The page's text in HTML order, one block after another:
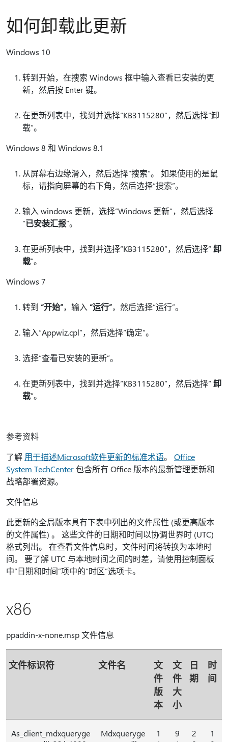
如何卸载此更新
Windows 10
转到开始，在搜索 Windows 框中输入查看已安装的更
新，然后按 Enter 键。
在更新列表中，找到并选择“KB3115280”，然后选择“卸
载”。
Windows 8 和 Windows 8.1
从屏幕右边缘滑入，然后选择“搜索”。 如果使用的是鼠
标，请指向屏幕的右下角，然后选择“搜索”。
输入 windows 更新，选择“Windows 更新”，然后选择
“已安装汇报”。
在更新列表中，找到并选择“KB3115280”，然后选择“ 卸
载”。
Windows 7
转到 “开始”，输入 “运行”，然后选择“运行”。
输入“Appwiz.cpl”，然后选择“确定”。
选择“查看已安装的更新”。
在更新列表中，找到并选择“KB3115280”，然后选择“ 卸
载”。
参考资料
了解 用于描述Microsoft软件更新的标准术语。 Office
System TechCenter包含所有 Office 版本的最新管理更新和
战略部署资源。
文件信息
此更新的全局版本具有下表中列出的文件属性 (或更高版本
的文件属性) 。 这些文件的日期和时间以协调世界时 (UTC)
格式列出。 在查看文件信息时，文件时间将转换为本地时
间。 要了解 UTC 与本地时间之间的时差，请使用控制面板
中“日期和时间”项中的“时区”选项卡。
x86
ppaddin-x-none.msp 文件信息
文件标识符 文件名
文
件
版
本
文
件
大
小
日
期
时
间
As_client_mdxqueryge
Mdxqueryge
1
9
2
1